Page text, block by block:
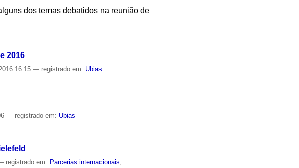
dos temas debatidos na reunião de
2016
16:15— registrado em: Ubias
— registrado em: Ubias
registrado em: Parcerias internacionais